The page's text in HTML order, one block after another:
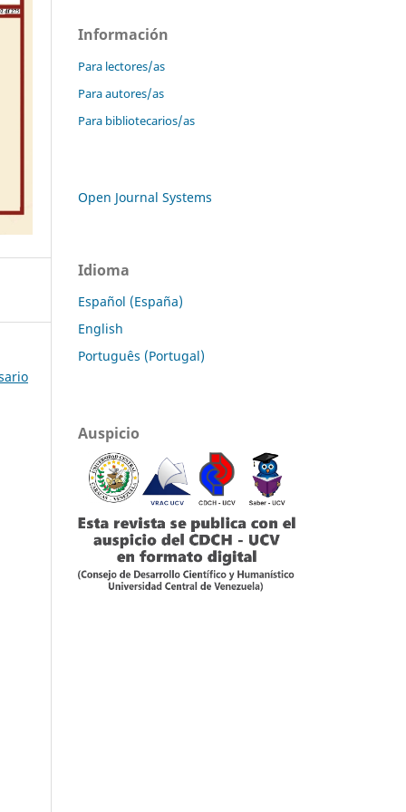
Información
Para lectores/as
Para autores/as
Para bibliotecarios/as
Open Journal Systems
Idioma
Español (España)
English
Português (Portugal)
Auspicio